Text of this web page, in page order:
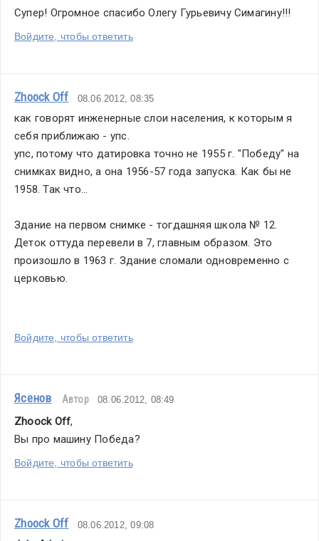
Супер! Огромное спасибо Олегу Гурьевичу Симагину!!!
Войдите, чтобы ответить
Zhoock Off 08.06.2012, 08:35
как говорят инженерные слои населения, к которым я
себя приближаю - упс.
упс, потому что датировка точно не 1955 г. "Победу" на
снимках видно, а она 1956-57 года запуска. Как бы не
1958. Так что...
Здание на первом снимке - тогдашняя школа № 12.
Деток оттуда перевели в 7, главным образом. Это
произошло в 1963 г. Здание сломали одновременно с
церковью.
Войдите, чтобы ответить
Ясенов Автор 08.06.2012, 08:49
Zhoock Off,
Вы про машину Победа?
Войдите, чтобы ответить
Zhoock Off 08.06.2012, 09:08